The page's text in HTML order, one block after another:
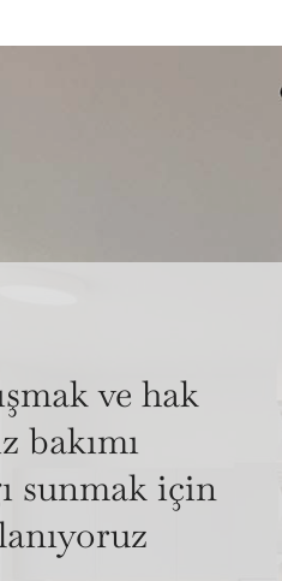
ve hak
bakımı
sunmak için